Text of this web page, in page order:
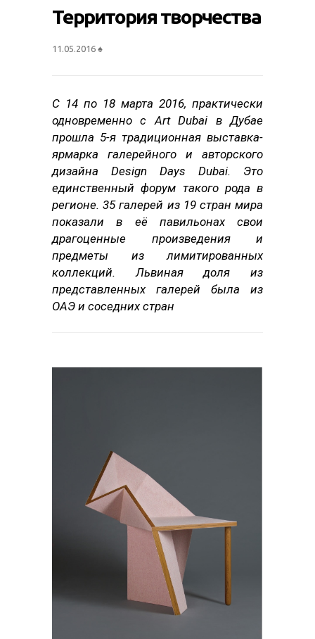
Территория творчества
11.05.2016 ♠
С 14 по 18 марта 2016, практически
одновременно с Art Dubai в Дубае
прошла 5-я традиционная выставка-
ярмарка галерейного и авторского
дизайна Design Days Dubai. Это
единственный форум такого рода в
регионе. 35 галерей из 19 стран мира
показали в её павильонах свои
драгоценные произведения и
предметы из лимитированных
коллекций. Львиная доля из
представленных галерей была из
ОАЭ и соседних стран